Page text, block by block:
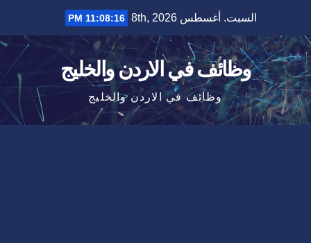
content
السبت. أغسطس 8th, 2026 11:08:16 PM
وظائف في الاردن والخليج
وظائف في الاردن والخليج